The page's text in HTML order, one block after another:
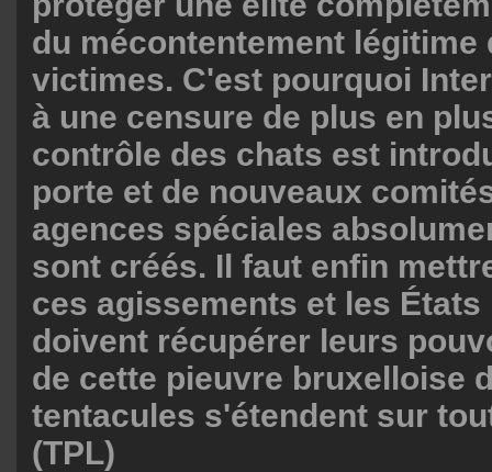
du mécontentement légitime
victimes. C'est pourquoi
à une censure de plus en
contrôle des chats est
porte et de nouveaux
agences spéciales
sont créés. Il faut enfin
ces agissements et les États
doivent récupérer leurs
de cette pieuvre bruxelloise
tentacules s'étendent sur
(TPL)